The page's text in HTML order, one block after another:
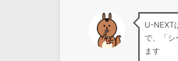
U-NEXT
で、「
ます